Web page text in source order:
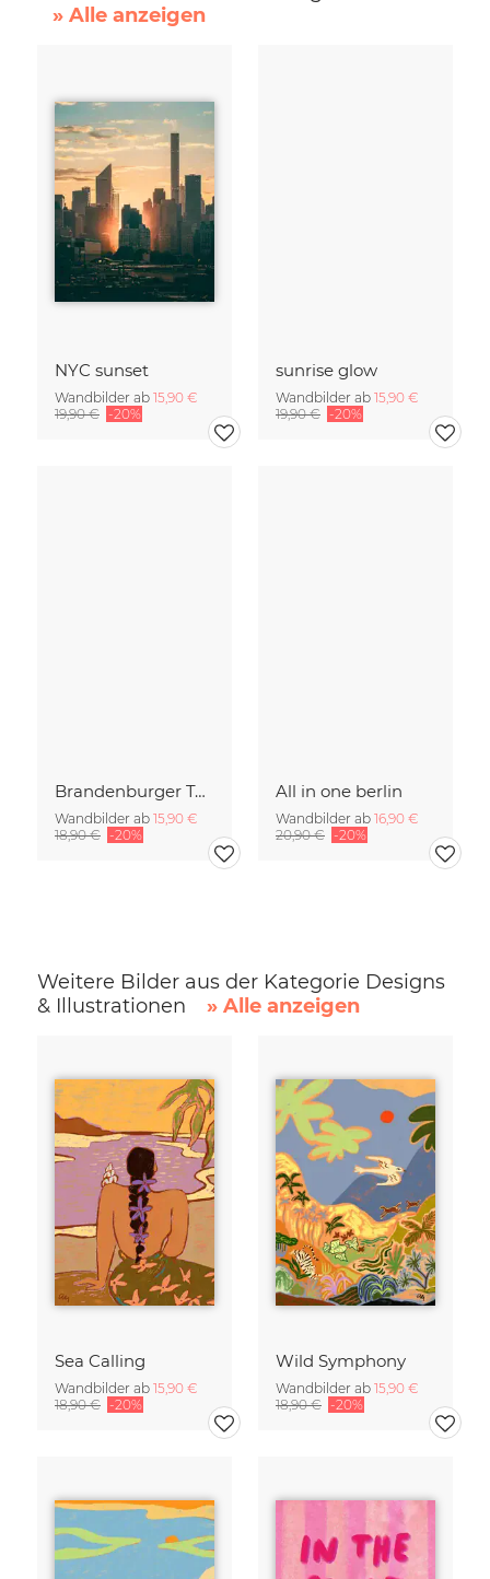
» Alle anzeigen
NYC sunset
Wandbilder ab 15,90 €
19,90 € -20%
sunrise glow
Wandbilder ab 15,90 €
19,90 € -20%
Brandenburger Tor #1
Wandbilder ab 15,90 €
18,90 € -20%
All in one berlin
Wandbilder ab 16,90 €
20,90 € -20%
Weitere Bilder aus der Kategorie Designs
& Illustrationen
» Alle anzeigen
Sea Calling
Wandbilder ab 15,90 €
18,90 € -20%
Wild Symphony
Wandbilder ab 15,90 €
18,90 € -20%